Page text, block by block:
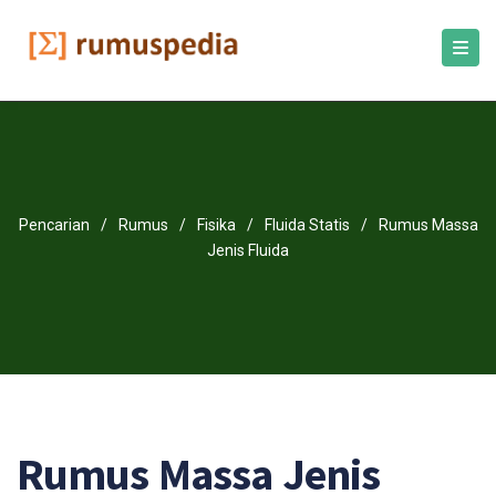
Pencarian / Rumus / Fisika / Fluida Statis /
Rumus Massa
Jenis Fluida
Rumus Massa Jenis